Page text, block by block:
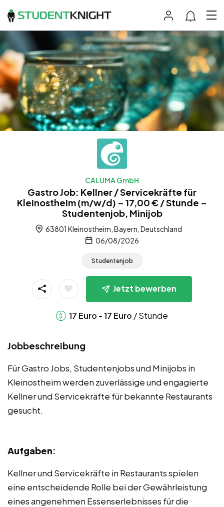
CALUMA GmbH
Gastro Job: Kellner / Servicekräfte für
Kleinostheim (m/w/d) – 17,00 € / Stunde –
Studentenjob, Minijob
63801 Kleinostheim, Bayern, Deutschland
06/08/2026
Studentenjob
Jetzt bewerben
17 Euro -17 Euro / Stunde
Jobbeschreibung
Für Gastro Jobs, Studentenjobs und Minijobs in
Kleinostheim werden zuverlässige und engagierte
Kellner und Servicekräfte für bekannte Restaurants
gesucht.
Aufgaben:
Kellner und Servicekräfte in Restaurants spielen
eine entscheidende Rolle bei der Gewährleistung
eines angenehmen Essenserlebnisses für die